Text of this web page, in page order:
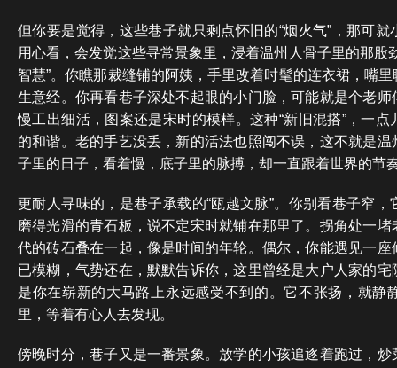
但你要是觉得，这些巷子就只剩点怀旧的“烟火气”，那可
用心看，会发觉这些寻常景象里，浸着温州人骨子里的那股
智慧”。你瞧那裁缝铺的阿姨，手里改着时髦的连衣裙，嘴
生意经。你再看巷子深处不起眼的小门脸，可能就是个老
慢工出细活，图案还是宋时的模样。这种“新旧混搭”，一
的和谐。老的手艺没丢，新的活法也照闯不误，这不就是
子里的日子，看着慢，底子里的脉搏，却一直跟着世界的节
更耐人寻味的，是巷子承载的“瓯越文脉”。你别看巷子窄
磨得光滑的青石板，说不定宋时就铺在那里了。拐角处一
代的砖石叠在一起，像是时间的年轮。偶尔，你能遇见一
已模糊，气势还在，默默告诉你，这里曾经是大户人家的
是你在崭新的大马路上永远感受不到的。它不张扬，就静
里，等着有心人去发现。
傍晚时分，巷子又是一番景象。放学的小孩追逐着跑过，